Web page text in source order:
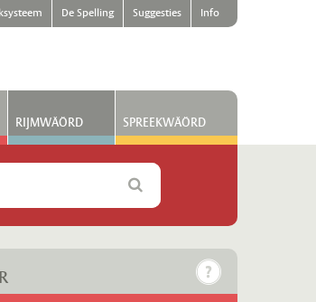
De Spelling Suggesties Info
RIJMWÄÖRD SPREEKWÄÖRD